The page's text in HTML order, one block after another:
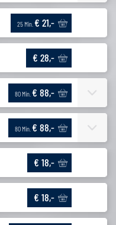
25 Min. € 21,-
€ 28,-
80 Min. € 88,-
80 Min. € 88,-
€ 18,-
€ 18,-